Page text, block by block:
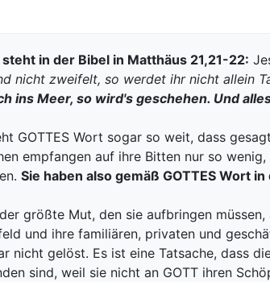
in der Bibel in Matthäus 21,21-22:
nicht zweifelt, so werdet ihr nicht allein
ins Meer, so wird's geschehen. Und
GOTTES Wort sogar so weit, dass
empfangen auf ihre Bitten nur so
Sie haben also gemäß GOTTES Wort
größte Mut, den sie aufbringen
und ihre familiären, privaten und
nicht gelöst. Es ist eine Tatsache, dass
sind, weil sie nicht an GOTT ihren